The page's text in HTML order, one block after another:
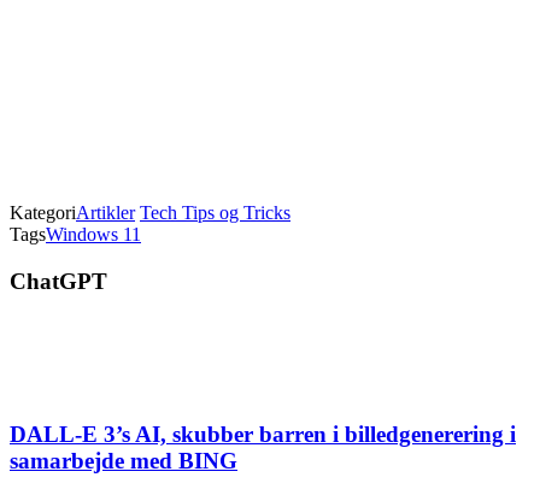
KategoriArtikler Tech Tips og Tricks
TagsWindows 11
ChatGPT
DALL-E 3’s AI, skubber barren i billedgenerering i
samarbejde med BING